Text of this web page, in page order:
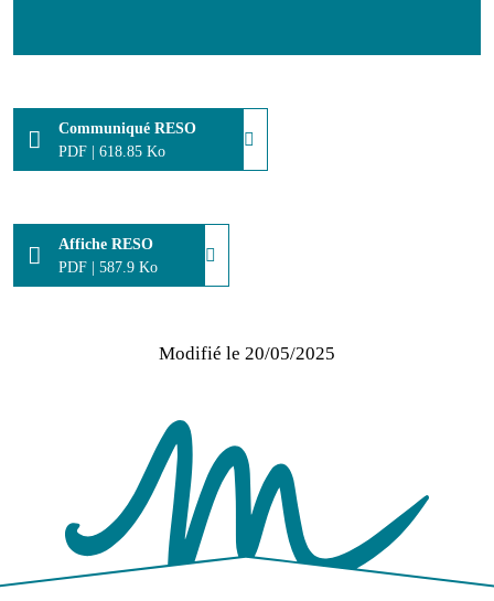
Communiqué RESO
PDF |618.85 Ko
Affiche RESO
PDF |587.9 Ko
Modifié le 20/05/2025